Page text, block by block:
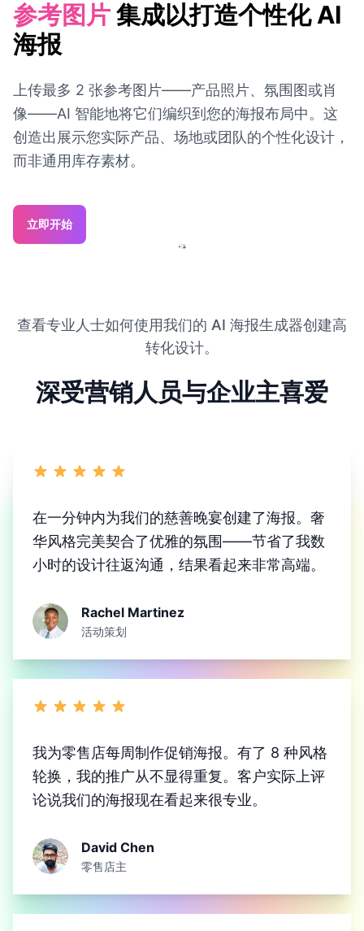
参考图片集成以打造个性化 AI
海报
上传最多 2 张参考图片——产品照片、氛围图或肖
像——AI 智能地将它们编织到您的海报布局中。这
创造出展示您实际产品、场地或团队的个性化设计，
而非通用库存素材。
立即开始
查看专业人士如何使用我们的 AI 海报生成器创建高
转化设计。
深受营销人员与企业主喜爱
在一分钟内为我们的慈善晚宴创建了海报。奢
华风格完美契合了优雅的氛围——节省了我数
小时的设计往返沟通，结果看起来非常高端。
Rachel Martinez
活动策划
我为零售店每周制作促销海报。有了 8 种风格
轮换，我的推广从不显得重复。客户实际上评
论说我们的海报现在看起来很专业。
David Chen
零售店主